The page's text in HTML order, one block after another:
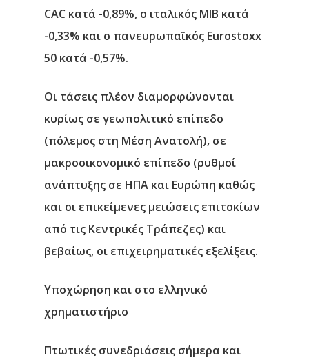
CAC κατά -0,89%, ο ιταλικός MIB κατά
-0,33% και ο πανευρωπαϊκός Eurostoxx
50 κατά -0,57%.
Οι τάσεις πλέον διαμορφώνονται
κυρίως σε γεωπολιτικό επίπεδο
(πόλεμος στη Μέση Ανατολή), σε
μακροοικονομικό επίπεδο (ρυθμοί
ανάπτυξης σε ΗΠΑ και Ευρώπη καθώς
και οι επικείμενες μειώσεις επιτοκίων
από τις Κεντρικές Τράπεζες) και
βεβαίως, οι επιχειρηματικές εξελίξεις.
Υποχώρηση και στο ελληνικό
χρηματιστήριο
Πτωτικές συνεδριάσεις σήμερα και